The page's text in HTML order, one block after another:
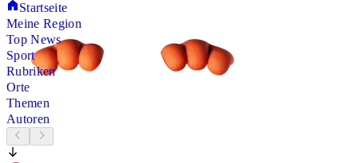
Startseite
Meine Region
Top News
Sport
Rubriken
Orte
Themen
Autoren